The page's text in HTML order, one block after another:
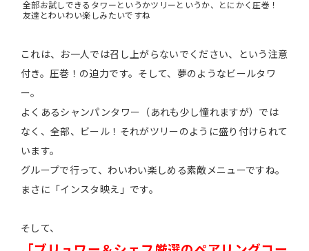
全部お試しできるタワーというかツリーというか、とにかく圧巻！
友達とわいわい楽しみたいですね
これは、お一人では召し上がらないでください、という注意
付き。圧巻！の迫力です。そして、夢のようなビールタワ
ー。
よくあるシャンパンタワー（あれも少し憧れますが）では
なく、全部、ビール！それがツリーのように盛り付けられて
います。
グループで行って、わいわい楽しめる素敵メニューですね。
まさに「インスタ映え」です。
そして、